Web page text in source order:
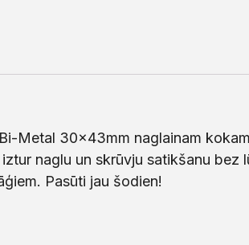
Metal 30x43mm naglainam
naglu un skrūvju satikšanu bez
Pasūti jau šodien!